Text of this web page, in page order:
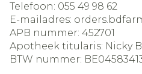
Telefoon: 055 49 98 62
E-mailadres:
APB nummer: 452701
Apotheek titularis: Nicky
BTW nummer: